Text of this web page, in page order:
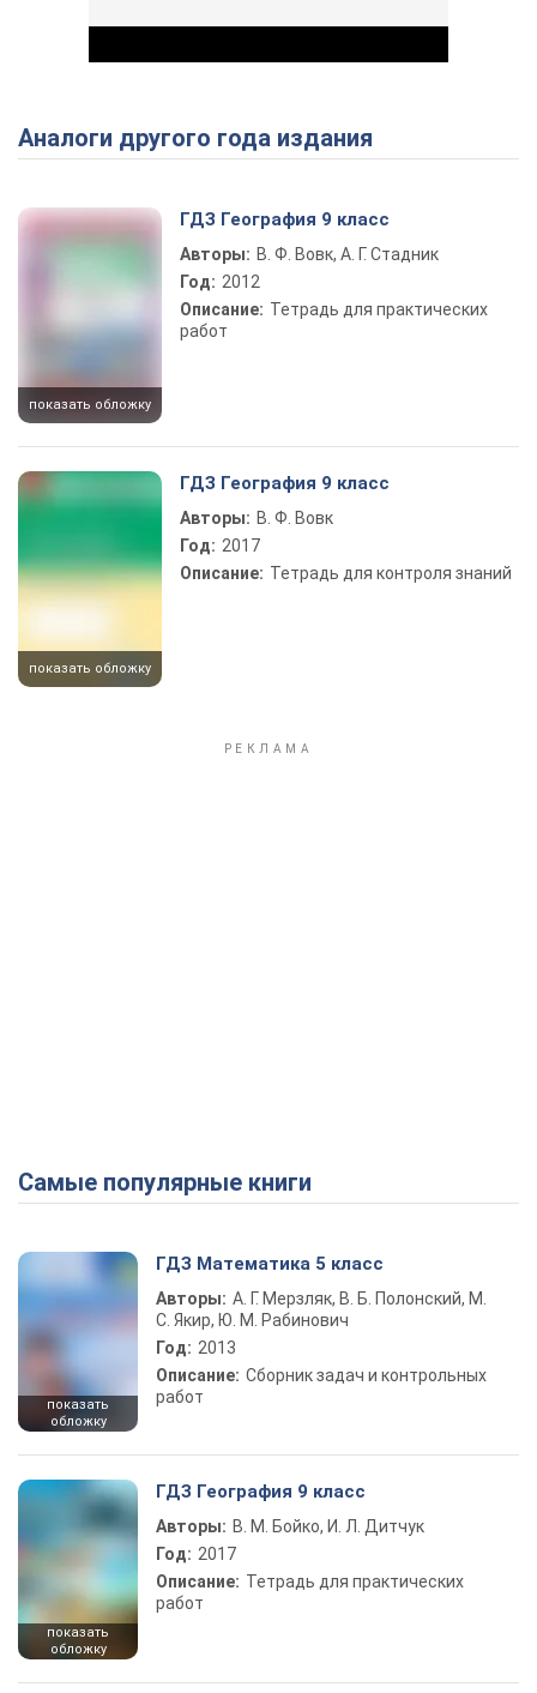
Play Video
Аналоги другого года издания
показать обложку
ГДЗ География 9 класс
Авторы: В. Ф. Вовк, А. Г. Стадник
Год: 2012
Описание: Тетрадь для практических
работ
показать обложку
ГДЗ География 9 класс
Авторы: В. Ф. Вовк
Год: 2017
Описание: Тетрадь для контроля знаний
Самые популярные книги
показать
обложку
ГДЗ Математика 5 класс
Авторы: А. Г. Мерзляк, В. Б. Полонский, М.
С. Якир, Ю. М. Рабинович
Год: 2013
Описание: Сборник задач и контрольных
работ
показать
обложку
ГДЗ География 9 класс
Авторы: В. М. Бойко, И. Л. Дитчук
Год: 2017
Описание: Тетрадь для практических
работ